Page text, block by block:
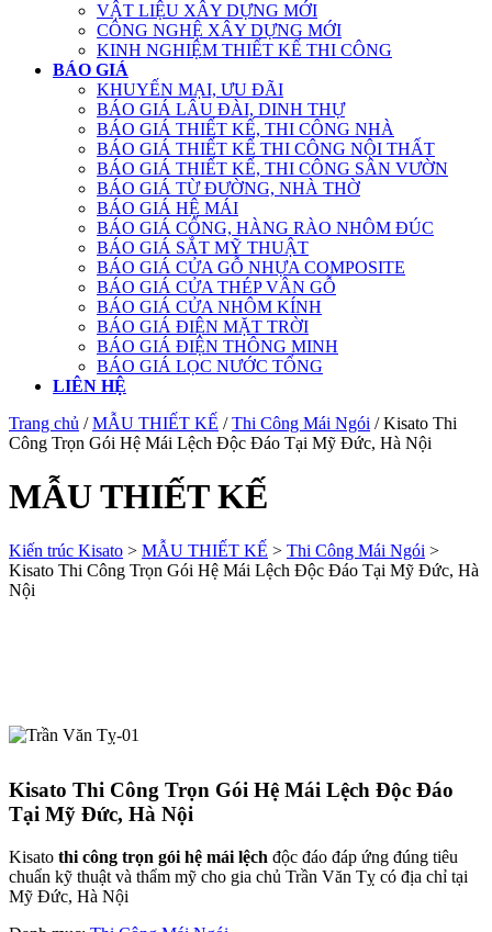
VẬT LIỆU XÂY DỰNG MỚI
CÔNG NGHỆ XÂY DỰNG MỚI
KINH NGHIỆM THIẾT KẾ THI CÔNG
BÁO GIÁ
KHUYẾN MẠI, ƯU ĐÃI
BÁO GIÁ LÂU ĐÀI, DINH THỰ
BÁO GIÁ THIẾT KẾ, THI CÔNG NHÀ
BÁO GIÁ THIẾT KẾ THI CÔNG NỘI THẤT
BÁO GIÁ THIẾT KẾ, THI CÔNG SÂN VƯỜN
BÁO GIÁ TỪ ĐƯỜNG, NHÀ THỜ
BÁO GIÁ HỆ MÁI
BÁO GIÁ CỔNG, HÀNG RÀO NHÔM ĐÚC
BÁO GIÁ SẮT MỸ THUẬT
BÁO GIÁ CỬA GỖ NHỰA COMPOSITE
BÁO GIÁ CỬA THÉP VÂN GỖ
BÁO GIÁ CỬA NHÔM KÍNH
BÁO GIÁ ĐIỆN MẶT TRỜI
BÁO GIÁ ĐIỆN THÔNG MINH
BÁO GIÁ LỌC NƯỚC TỔNG
LIÊN HỆ
Trang chủ /MẪU THIẾT KẾ /Thi Công Mái Ngói / Kisato Thi
Công Trọn Gói Hệ Mái Lệch Độc Đáo Tại Mỹ Đức, Hà Nội
MẪU THIẾT KẾ
Kiến trúc Kisato > MẪU THIẾT KẾ > Thi Công Mái Ngói >
Kisato Thi Công Trọn Gói Hệ Mái Lệch Độc Đáo Tại Mỹ Đức, Hà
Nội
Kisato Thi Công Trọn Gói Hệ Mái Lệch Độc Đáo
Tại Mỹ Đức, Hà Nội
Kisato thi công trọn gói hệ mái lệch độc đáo đáp ứng đúng tiêu
chuẩn kỹ thuật và thẩm mỹ cho gia chủ Trần Văn Tỵ có địa chỉ tại
Mỹ Đức, Hà Nội